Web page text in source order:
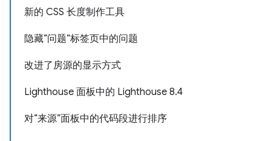
新的 CSS 长度制作工具
隐藏“问题”标签页中的问题
改进了房源的显示方式
Lighthouse 面板中的 Lighthouse 8.4
对“来源”面板中的代码段进行排序